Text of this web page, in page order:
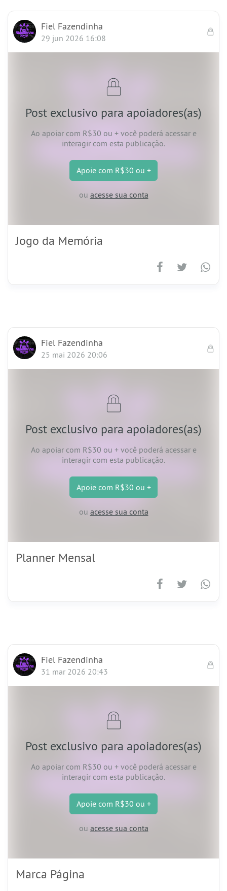
Fiel Fazendinha
29 jun 2026 16:08
Post exclusivo para apoiadores(as)
Ao apoiar com R$30 ou +você poderá acessar e
interagir com esta publicação.
Apoie com R$30 ou +
ou acesse sua conta
Jogo da Memória
Fiel Fazendinha
25 mai 2026 20:06
Post exclusivo para apoiadores(as)
Ao apoiar com R$30 ou +você poderá acessar e
interagir com esta publicação.
Apoie com R$30 ou +
ou acesse sua conta
Planner Mensal
Fiel Fazendinha
31 mar 2026 20:43
Post exclusivo para apoiadores(as)
Ao apoiar com R$30 ou +você poderá acessar e
interagir com esta publicação.
Apoie com R$30 ou +
ou acesse sua conta
Marca Página